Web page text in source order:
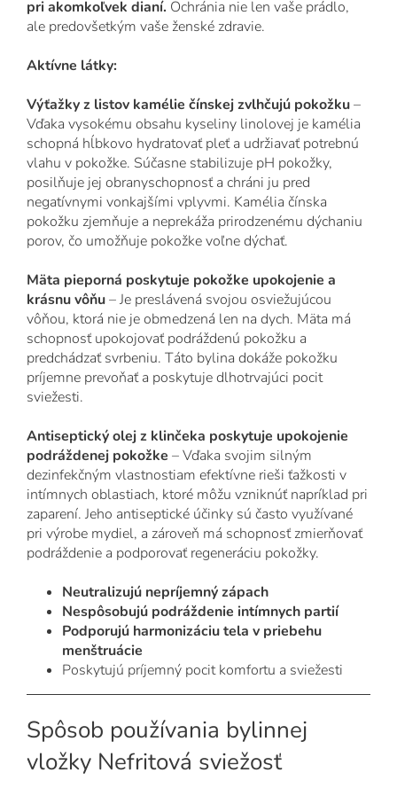
pri akomkoľvek dianí. Ochránia nie len vaše prádlo,
ale predovšetkým vaše ženské zdravie.
Aktívne látky:
Výťažky z listov kamélie čínskej zvlhčujú pokožku–
Vďaka vysokému obsahu kyseliny linolovej je kamélia
schopná hĺbkovo hydratovať pleť a udržiavať potrebnú
vlahu v pokožke. Súčasne stabilizuje pH pokožky,
posilňuje jej obranyschopnosť a chráni ju pred
negatívnymi vonkajšími vplyvmi. Kamélia čínska
pokožku zjemňuje a neprekáža prirodzenému dýchaniu
porov, čo umožňuje pokožke voľne dýchať.
Mäta pieporná poskytuje pokožke upokojenie a
krásnu vôňu– Je preslávená svojou osviežujúcou
vôňou, ktorá nie je obmedzená len na dych. Mäta má
schopnosť upokojovať podráždenú pokožku a
predchádzať svrbeniu. Táto bylina dokáže pokožku
príjemne prevoňať a poskytuje dlhotrvajúci pocit
sviežesti.
Antiseptický olej z klinčeka poskytuje upokojenie
podráždenej pokožke – Vďaka svojim silným
dezinfekčným vlastnostiam efektívne rieši ťažkosti v
intímnych oblastiach, ktoré môžu vzniknúť napríklad pri
zaparení. Jeho antiseptické účinky sú často využívané
pri výrobe mydiel, a zároveň má schopnosť zmierňovať
podráždenie a podporovať regeneráciu pokožky.
Neutralizujú nepríjemný zápach
Nespôsobujú podráždenie intímnych partií
Podporujú harmonizáciu tela v priebehu
menštruácie
Poskytujú príjemný pocit komfortu a sviežesti
Spôsob používania bylinnej
vložky Nefritová sviežosť